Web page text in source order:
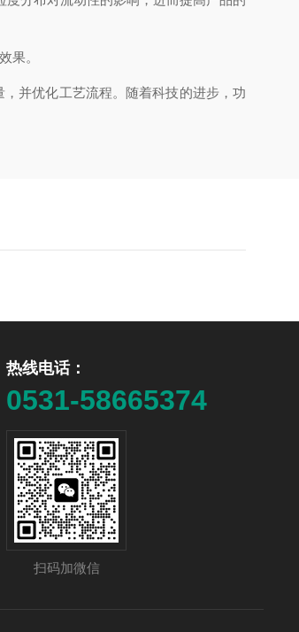
果。
并优化工艺流程。随着科技的进步，功
热线电话：
0531-58665374
扫码加微信